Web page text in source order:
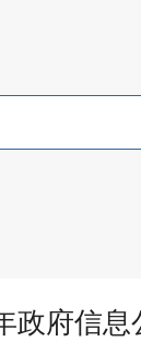
政府信